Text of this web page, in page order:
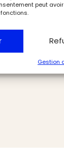
peut
Gestion